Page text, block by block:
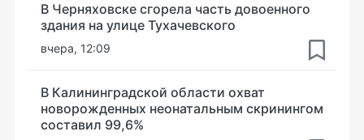
В Черняховске сгорела часть довоенного
здания на улице Тухачевского
вчера, 12:09
В Калининградской области охват
новорожденных неонатальным скринингом
составил 99,6%